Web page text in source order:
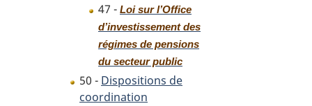
47 - Loi sur l’Office
d’investissement des
régimes de pensions
du secteur public
50 - Dispositions de
coordination